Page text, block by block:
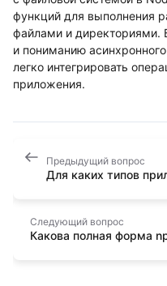
функций для выполнения
файлами и директориями.
и пониманию
легко интегрировать
приложения.
Предыдущий вопрос
Для каких типов
Следующий вопрос
Какова полная форма